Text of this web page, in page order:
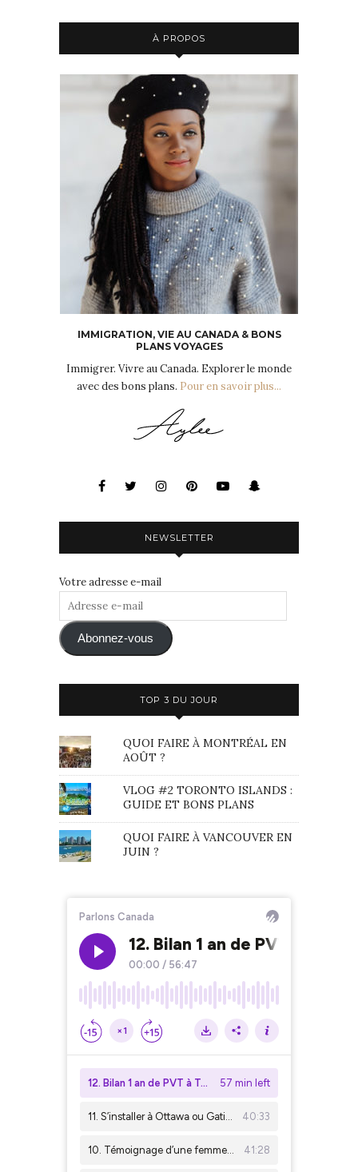
À PROPOS
IMMIGRATION, VIE AU CANADA & BONS
PLANS VOYAGES
Immigrer. Vivre au Canada. Explorer le monde
avec des bons plans. Pour en savoir plus...
NEWSLETTER
Votre adresse e-mail
Adresse
e-
mail Abonnez-vous
TOP 3 DU JOUR
QUOI FAIRE À MONTRÉAL EN
AOÛT ?
VLOG #2 TORONTO ISLANDS :
GUIDE ET BONS PLANS
QUOI FAIRE À VANCOUVER EN
JUIN ?